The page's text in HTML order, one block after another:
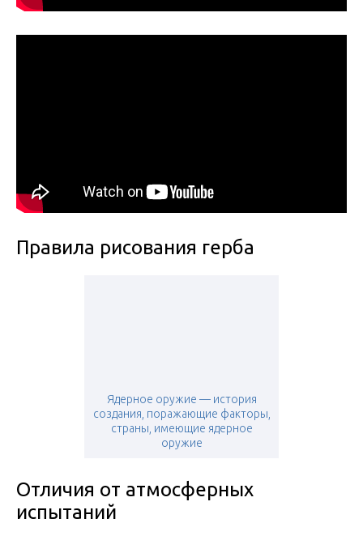
Правила рисования герба
Ядерное оружие — история
создания, поражающие факторы,
страны, имеющие ядерное
оружие
Отличия от атмосферных
испытаний